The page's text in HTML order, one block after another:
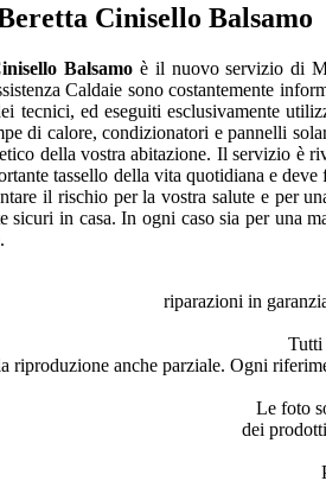
Cinisello Balsamo
Balsamoè il nuovo servizio di
Caldaie sono costantemente
tecnici, ed eseguiti esclusivamente
di calore, condizionatori e pannelli
della vostra abitazione. Il servizio è
tassello della vita quotidiana e
il rischio per la vostra salute e per
sicuri in casa. In ogni caso sia per una
riparazioni in
Tutti
riproduzione anche parziale. Ogni
Le foto
dei